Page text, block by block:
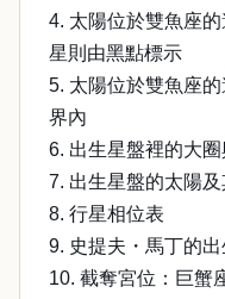
4. 太陽位於雙魚座
星則由黑點標示
5. 太陽位於雙魚座
界內
6. 出生星盤裡的大
7. 出生星盤的太陽
8. 行星相位表
9. 史提夫・馬丁的
10. 截奪宮位：巨蟹